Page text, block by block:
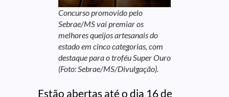
Concurso promovido pelo
Sebrae/MS vai premiar os
melhores queijos artesanais do
estado em cinco categorias, com
destaque para o troféu Super Ouro
(Foto: Sebrae/MS/Divulgação).
Estão abertas até o dia 16 de